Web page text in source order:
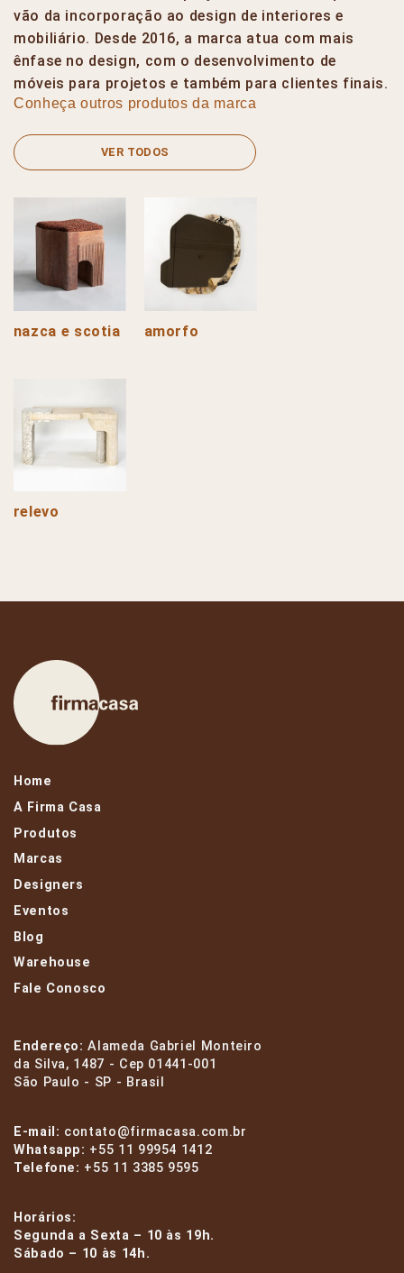
vão da incorporação ao design de interiores e
mobiliário. Desde 2016, a marca atua com mais
ênfase no design, com o desenvolvimento de
móveis para projetos e também para clientes finais.
Conheça outros produtos da marca
VER TODOS
nazca e scotia amorfo
relevo
Home
A Firma Casa
Produtos
Marcas
Designers
Eventos
Blog
Warehouse
Fale Conosco
Endereço:Alameda Gabriel Monteiro
da Silva, 1487 - Cep 01441-001
São Paulo - SP - Brasil
E-mail: contato@firmacasa.com.br
Whatsapp: +55 11 99954 1412
Telefone: +55 11 3385 9595
Horários:
Segunda a Sexta – 10 às 19h.
Sábado – 10 às 14h.